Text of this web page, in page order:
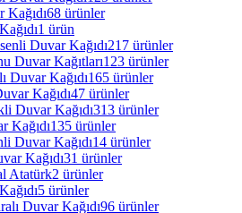
68 ürünler
1 ürün
Duvar Kağıdı217 ürünler
Duvar Kağıtları123 ürünler
Duvar Kağıdı165 ürünler
Kağıdı47 ürünler
Duvar Kağıdı313 ürünler
Kağıdı135 ürünler
Duvar Kağıdı14 ürünler
Kağıdı31 ürünler
Atatürk2 ürünler
5 ürünler
Duvar Kağıdı96 ürünler